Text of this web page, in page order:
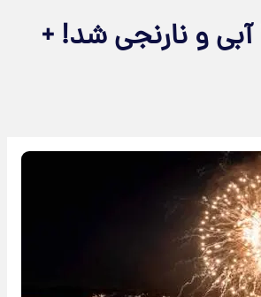
آبی و نارنجی شد! +